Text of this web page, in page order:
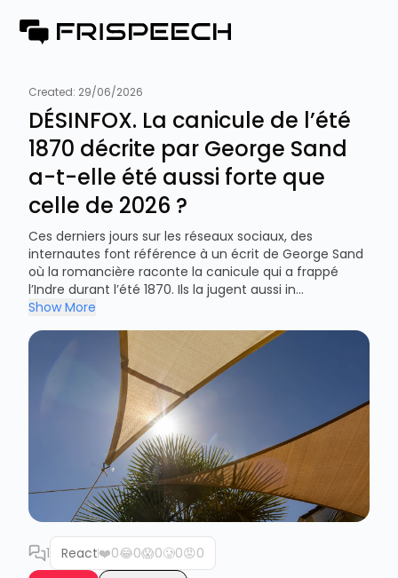
Created: 29/06/2026
DÉSINFOX. La canicule de l’été
1870 décrite par George Sand
a-t-elle été aussi forte que
celle de 2026 ?
Ces derniers jours sur les réseaux sociaux, des
internautes font référence à un écrit de George Sand
où la romancière raconte la canicule qui a frappé
l’Indre durant l’été 1870. Ils la jugent aussi in...
Show More
1 React❤️0😂0😱0🥲0😡0